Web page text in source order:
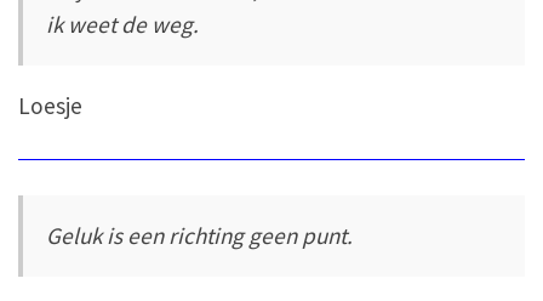
ik weet de weg.
Loesje
Geluk is een richting geen punt.